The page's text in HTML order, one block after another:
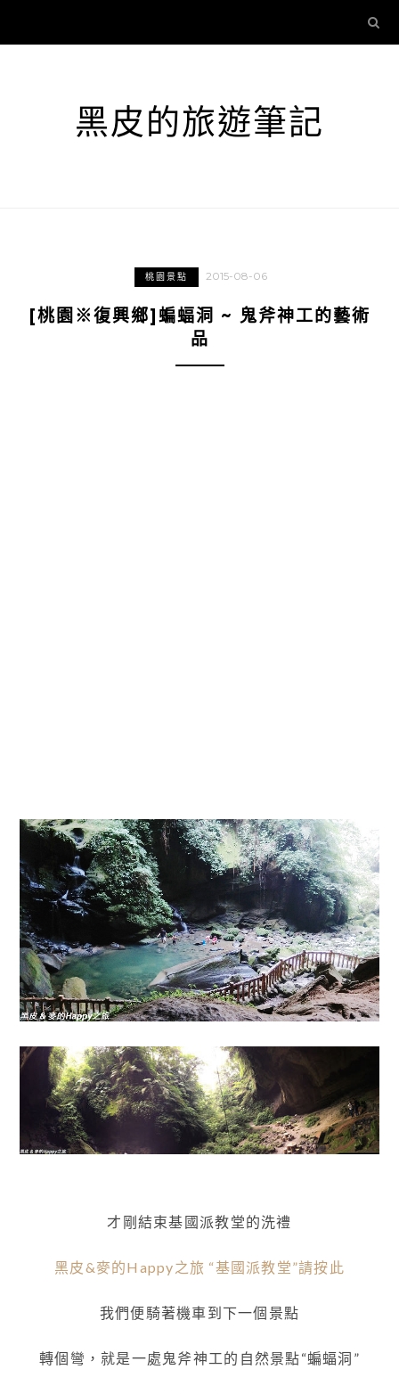
黑皮的旅遊筆記
桃園景點 2015-08-06
[桃園※復興鄉]蝙蝠洞 ~ 鬼斧神工的藝術
品
才剛結束基國派教堂的洗禮
黑皮&麥的Happy之旅 “基國派教堂”請按此
我們便騎著機車到下一個景點
轉個彎，就是一處鬼斧神工的自然景點“蝙蝠洞”